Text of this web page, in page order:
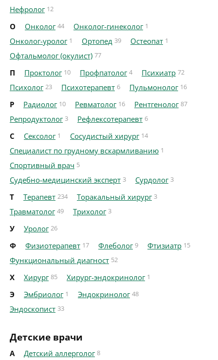
Нефролог 12
О Онколог 44 Онколог-гинеколог 1
Онколог-уролог 1 Ортопед 39 Остеопат 1
Офтальмолог (окулист) 77
П Проктолог 10 Профпатолог 4 Психиатр 72
Психолог 23 Психотерапевт 6 Пульмонолог 16
Р Радиолог 10 Ревматолог 16 Рентгенолог 87
Репродуктолог 3 Рефлексотерапевт 6
С Сексолог 1 Сосудистый хирург 14
Специалист по грудному вскармливанию 1
Спортивный врач 5
Судебно-медицинский эксперт 3 Сурдолог 3
Т Терапевт 234 Торакальный хирург 3
Травматолог 49 Трихолог 3
У Уролог 26
Ф Физиотерапевт 17 Флеболог 9 Фтизиатр 15
Функциональный диагност 52
Х Хирург 85 Хирург-эндокринолог 1
Э Эмбриолог 1 Эндокринолог 48
Эндоскопист 33
Детские врачи
А Детский аллерголог 8